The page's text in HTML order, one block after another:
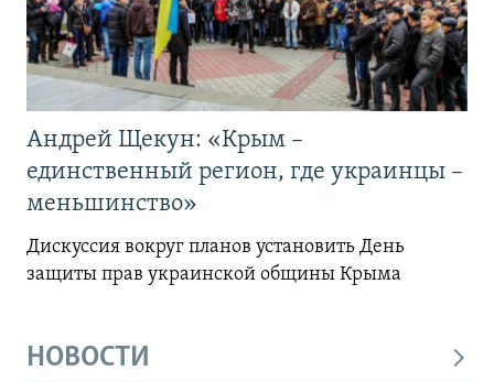
Андрей Щекун: «Крым –
единственный регион, где украинцы –
меньшинство»
Дискуссия вокруг планов установить День
защиты прав украинской общины Крыма
НОВОСТИ